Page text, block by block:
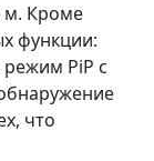
м. Кроме
функции:
PiP c
что